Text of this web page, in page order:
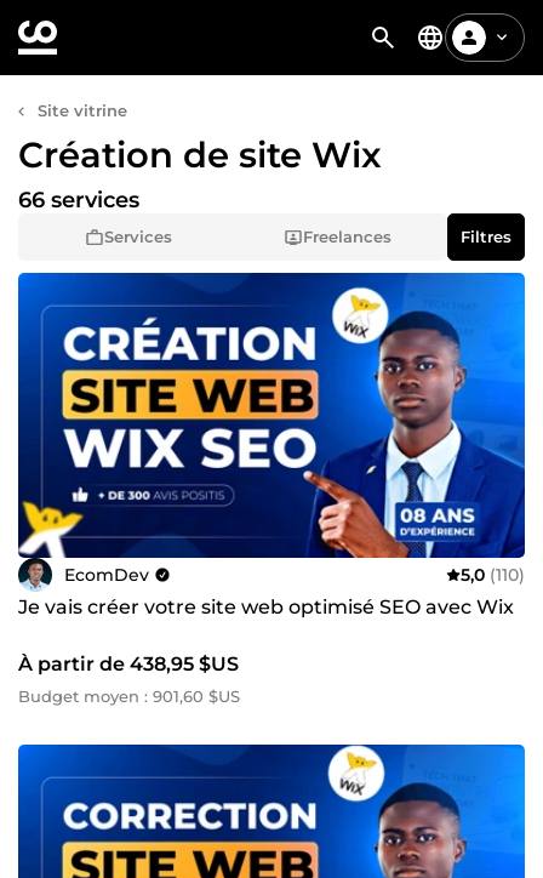
Site vitrine
Création de site Wix
Services Freelances
66 services
Filtres
EcomDev 5,0 (110)
Je vais créer votre site web optimisé SEO avec Wix
À partir de 438,95 $US
Budget moyen : 901,60 $US